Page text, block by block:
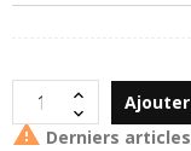
 Derniers